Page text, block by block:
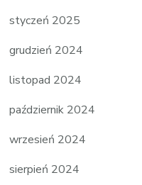
styczeń 2025
grudzień 2024
listopad 2024
październik 2024
wrzesień 2024
sierpień 2024